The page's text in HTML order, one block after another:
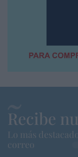
Recibe
Lo más
correo